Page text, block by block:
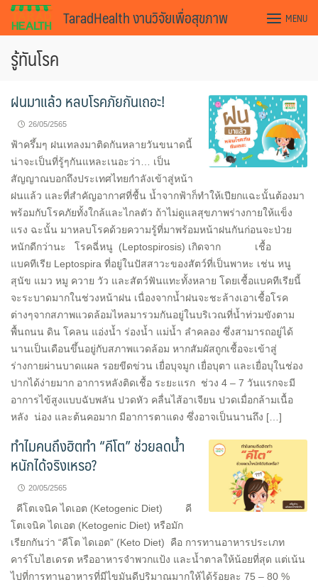
Skip
TaradHealth งานวิจัยเพื่อสุขภาพ MENU
รู้ทันโรค
ฝนมาแล้ว หลบโรคภัยกันเถอะ!
26/05/2565
ฟ้าครึ้มๆ ฝนเทลงมาติดกันหลายวันขนาดนี้
น่าจะเป็นที่รู้ๆกันแหละเนอะว่า… เป็น
สัญญาณบอกถึงประเทศไทยกำลังเข้าสู่หน้า
ฝนแล้ว และที่สำคัญอากาศที่ชื้น น้ำจากฟ้าก็ทำให้เปียกแฉะนั้นต้องมา
พร้อมกับโรคภัยทั้งใกล้และไกลตัว ถ้าไม่ดูแลสุขภาพร่างกายให้แข็ง
แรง ฉะนั้น มาหลบโรคด้วยความรู้ที่มาพร้อมหน้าฝนกันก่อนจะป่วย
หนักดีกว่านะ โรคฉี่หนู (Leptospirosis) เกิดจาก เชื้อ
แบคทีเรีย Leptospira ที่อยู่ในปัสสาวะของสัตว์ที่เป็นพาหะ เช่น หนู
สุนัข แมว หมู ควาย วัว และสัตว์ฟันแทะทั้งหลาย โดยเชื้อแบคทีเรียนี้
จะระบาดมากในช่วงหน้าฝน เนื่องจากน้ำฝนจะชะล้างเอาเชื้อโรค
ต่างๆจากสภาพแวดล้อมไหลมารวมกันอยู่ในบริเวณที่น้ำท่วมขังตาม
พื้นถนน ดิน โคลน แอ่งน้ำ ร่องน้ำ แม่น้ำ ลำคลอง ซึ่งสามารถอยู่ได้
นานเป็นเดือนขึ้นอยู่กับสภาพแวดล้อม หากสัมผัสถูกเชื้อจะเข้าสู่
ร่างกายผ่านบาดแผล รอยขีดข่วน เยื่อบุจมูก เยื่อบุตา และเยื่อบุในช่อง
ปากได้ง่ายมาก อาการหลังติดเชื้อ ระยะแรก ช่วง 4 – 7 วันแรกจะมี
อาการไข้สูงแบบฉับพลัน ปวดหัว คลื่นไส้อาเจียน ปวดเมื่อกล้ามเนื้อ
หลัง น่อง และต้นคอมาก มีอาการตาแดง ซึ่งอาจเป็นนานถึง […]
ทำไมคนถึงฮิตทำ “คีโต” ช่วยลดน้ำ
หนักได้จริงเหรอ?
20/05/2565
คีโตเจนิค ไดเอต (Ketogenic Diet) คี
โตเจนิค ไดเอต (Ketogenic Diet) หรือมัก
เรียกกันว่า “คีโต ไดเอต” (Keto Diet) คือ การทานอาหารประเภท
คาร์โบไฮเดรต หรืออาหารจำพวกแป้ง และน้ำตาลให้น้อยที่สุด แต่เน้น
ไปที่การทานอาหารที่มีไขมันดีปริมาณมากให้ได้ร้อยละ 75 – 80 %